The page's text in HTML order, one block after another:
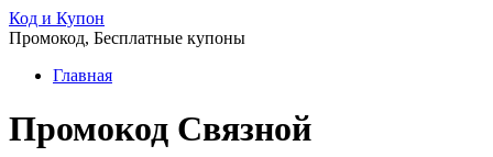
Код и Купон
Промокод, Бесплатные купоны
Главная
Промокод Связной